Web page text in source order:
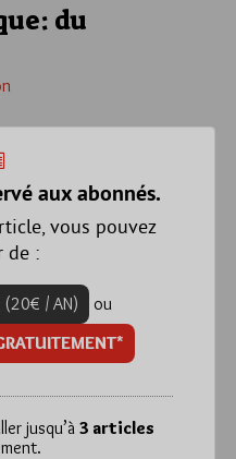
du
aux abonnés.
vous pouvez
de :
(20€ / AN)
ou
jusqu’à 3 articles